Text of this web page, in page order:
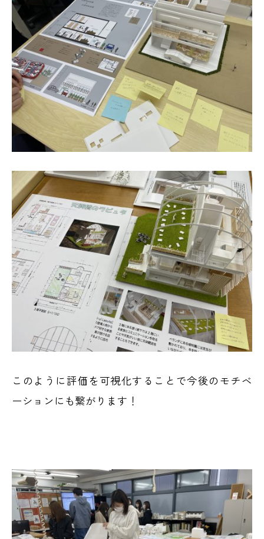
このように評価を可視化することで今後のモチベ
ーションにも繋がります！